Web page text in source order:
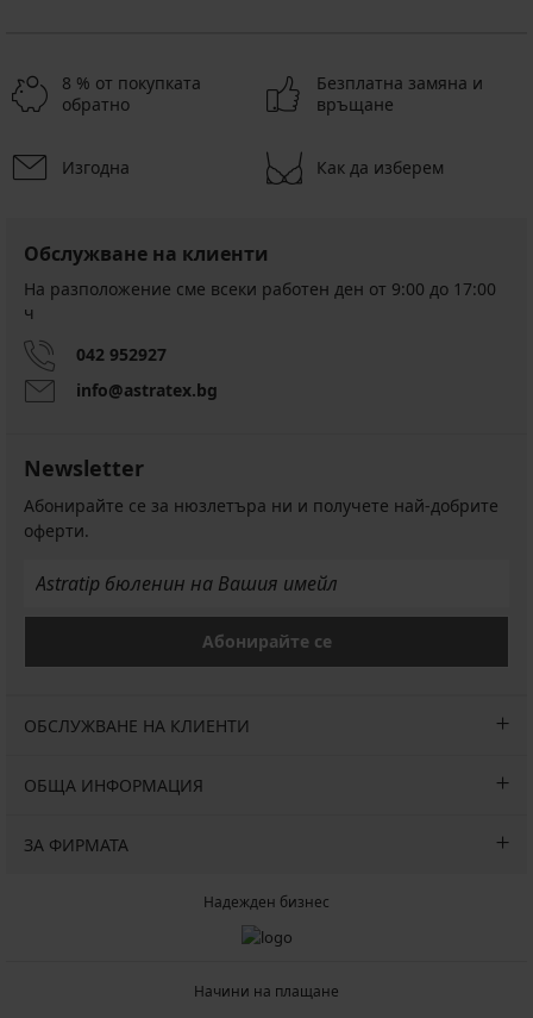
8 % от покупката
обратно
Безплатна замяна и
връщане
Изгодна Как да изберем
Обслужване на клиенти
На разположение сме всеки работен ден от 9:00 до 17:00
ч
042 952927
info@astratex.bg
Newsletter
Абонирайте се за нюзлетъра ни и получете най-добрите
оферти.
Абонирайте се
ОБСЛУЖВАНЕ НА КЛИЕНТИ
ОБЩА ИНФОРМАЦИЯ
ЗА ФИРМАТА
Надежден бизнес
Начини на плащане